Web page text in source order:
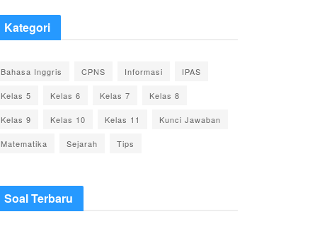
Kategori
Bahasa Inggris CPNS Informasi IPAS
Kelas 5 Kelas 6 Kelas 7 Kelas 8
Kelas 9 Kelas 10 Kelas 11 Kunci Jawaban
Matematika Sejarah Tips
Soal Terbaru